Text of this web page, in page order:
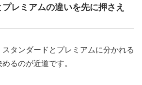
レミアムの違いを先に押さえ
タンダードとプレミアムに分かれる
るのが近道です。